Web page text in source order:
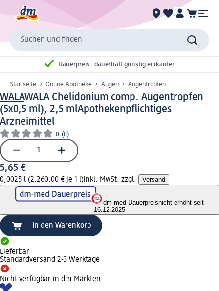
Suchen und finden
Dauerpreis - dauerhaft günstig einkaufen
Startseite Online-Apotheke Augen Augentropfen
WALAWALA Chelidonium comp. Augentropfen
(5x0,5 ml), 2,5 mlApothekenpflichtiges
Arzneimittel
0 (0)
5,65 €
0,0025 l (2.260,00 € je 1 l)inkl. MwSt. zzgl. Versand
dm-med Dauerpreisnicht erhöht seit
16.12.2025
In den Warenkorb
Lieferbar
Standardversand 2-3 Werktage
Nicht verfügbar in dm-Märkten